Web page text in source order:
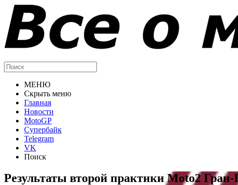
МЕНЮ
Скрыть меню
Главная
Новости
MotoGP
Супербайк
Telegram
VK
Поиск
Результаты второй практики Moto2